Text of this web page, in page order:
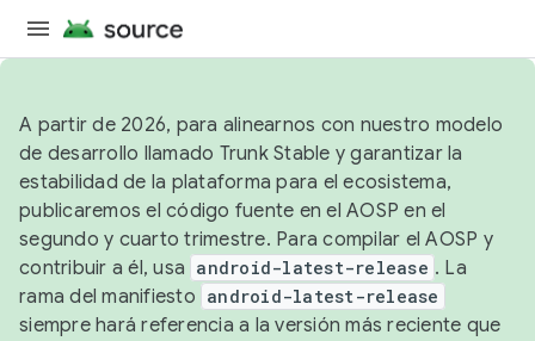
A partir de 2026, para alinearnos con nuestro modelo
de desarrollo llamado Trunk Stable y garantizar la
estabilidad de la plataforma para el ecosistema,
publicaremos el código fuente en el AOSP en el
segundo y cuarto trimestre. Para compilar el AOSP y
contribuir a él, usa android-latest-release . La
rama del manifiesto android-latest-release
siempre hará referencia a la versión más reciente que